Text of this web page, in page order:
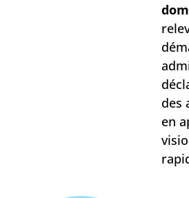
des
en